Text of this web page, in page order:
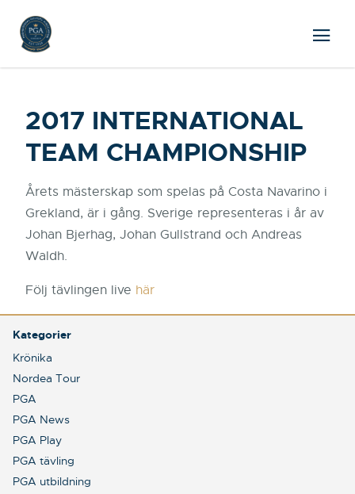
2017 INTERNATIONAL
TEAM CHAMPIONSHIP
Årets mästerskap som spelas på Costa Navarino i
Grekland, är i gång. Sverige representeras i år av
Johan Bjerhag, Johan Gullstrand och Andreas
Waldh.
Följ tävlingen live här
Kategorier
Krönika
Nordea Tour
PGA
PGA News
PGA Play
PGA tävling
PGA utbildning